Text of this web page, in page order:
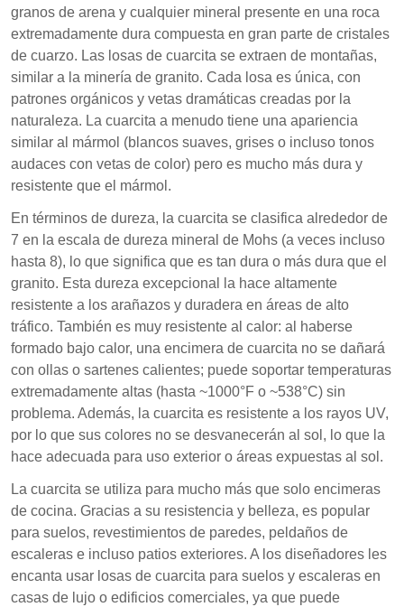
granos de arena y cualquier mineral presente en una roca
extremadamente dura compuesta en gran parte de cristales
de cuarzo. Las losas de cuarcita se extraen de montañas,
similar a la minería de granito. Cada losa es única, con
patrones orgánicos y vetas dramáticas creadas por la
naturaleza. La cuarcita a menudo tiene una apariencia
similar al mármol (blancos suaves, grises o incluso tonos
audaces con vetas de color) pero es mucho más dura y
resistente que el mármol.
En términos de dureza, la cuarcita se clasifica alrededor de
7 en la escala de dureza mineral de Mohs (a veces incluso
hasta 8), lo que significa que es tan dura o más dura que el
granito. Esta dureza excepcional la hace altamente
resistente a los arañazos y duradera en áreas de alto
tráfico. También es muy resistente al calor: al haberse
formado bajo calor, una encimera de cuarcita no se dañará
con ollas o sartenes calientes; puede soportar temperaturas
extremadamente altas (hasta ~1000°F o ~538°C) sin
problema. Además, la cuarcita es resistente a los rayos UV,
por lo que sus colores no se desvanecerán al sol, lo que la
hace adecuada para uso exterior o áreas expuestas al sol.
La cuarcita se utiliza para mucho más que solo encimeras
de cocina. Gracias a su resistencia y belleza, es popular
para suelos, revestimientos de paredes, peldaños de
escaleras e incluso patios exteriores. A los diseñadores les
encanta usar losas de cuarcita para suelos y escaleras en
casas de lujo o edificios comerciales, ya que puede